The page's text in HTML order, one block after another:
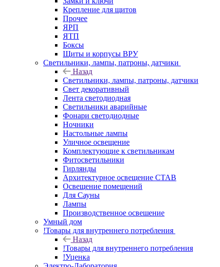
Крепление для щитов
Прочее
ЯРП
ЯТП
Боксы
Щиты и корпусы ВРУ
Светильники, лампы, патроны, датчики
Назад
Светильники, лампы, патроны, датчики
Свет декоративный
Лента светодиодная
Светильники аварийные
Фонари светодиодные
Ночники
Настольные лампы
Уличное освещение
Комплектующие к светильникам
Фитосветильники
Гирлянды
Архитектурное освещение СТАВ
Освещение помещений
Для Сауны
Лампы
Производственное освешение
Умный дом
!Товары для внутреннего потребления
Назад
!Товары для внутреннего потребления
!Уценка